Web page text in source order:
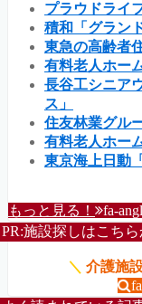
プラウドライ
積和「グラン
東急の高齢者
有料老人ホー
長谷工シニア
ス」
住友林業グル
有料老人ホー
東京海上日動
もっと見る！ fa-
PR:施設探しはこちら
＼ 介護施